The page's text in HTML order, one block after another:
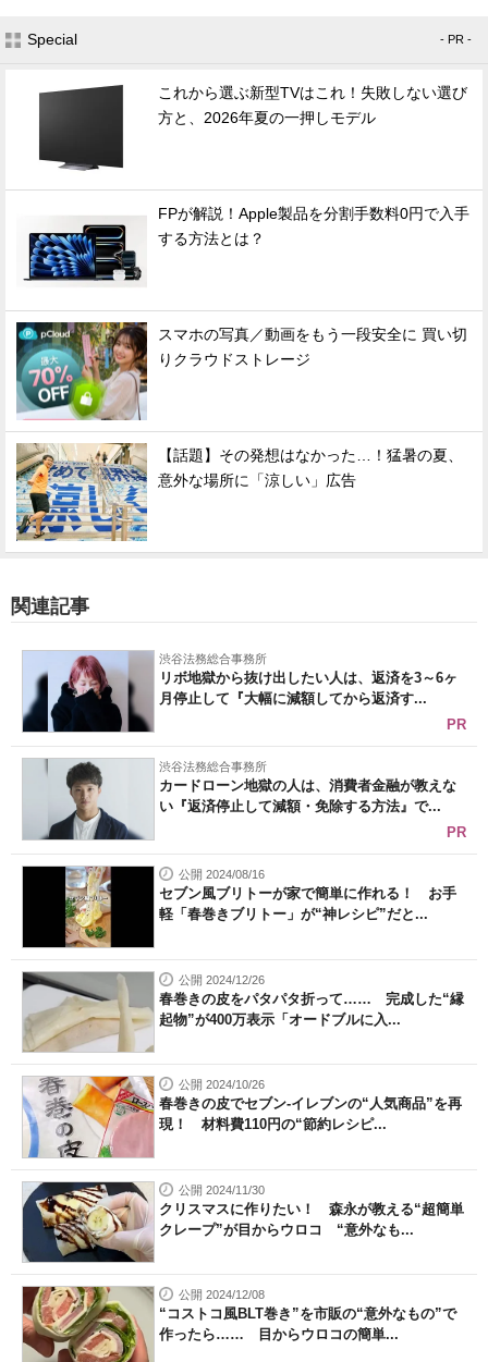
Special - PR -
これから選ぶ新型TVはこれ！失敗しない選び
方と、2026年夏の一押しモデル
FPが解説！Apple製品を分割手数料0円で入手
する方法とは？
スマホの写真／動画をもう一段安全に 買い切
りクラウドストレージ
【話題】その発想はなかった…！猛暑の夏、
意外な場所に「涼しい」広告
関連記事
渋谷法務総合事務所
リボ地獄から抜け出したい人は、返済を3～6ヶ
月停止して『大幅に減額してから返済す...
PR
渋谷法務総合事務所
カードローン地獄の人は、消費者金融が教えな
い『返済停止して減額・免除する方法』で...
PR
公開 2024/08/16
セブン風ブリトーが家で簡単に作れる！ お手
軽「春巻きブリトー」が“神レシピ”だと...
公開 2024/12/26
春巻きの皮をパタパタ折って…… 完成した“縁
起物”が400万表示「オードブルに入...
公開 2024/10/26
春巻きの皮でセブン-イレブンの“人気商品”を再
現！ 材料費110円の“節約レシピ...
公開 2024/11/30
クリスマスに作りたい！ 森永が教える“超簡単
クレープ”が目からウロコ “意外なも...
公開 2024/12/08
“コストコ風BLT巻き”を市販の“意外なもの”で
作ったら…… 目からウロコの簡単...